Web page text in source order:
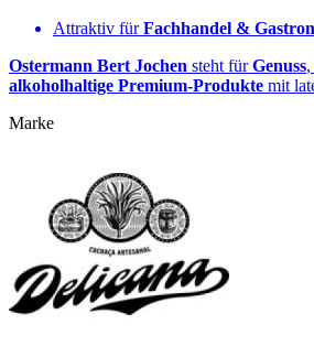
Attraktiv fürFachhandel &
Ostermann Bert Jochen steht fürGenuss,
alkoholhaltige Premium‑Produkte mit
Marke